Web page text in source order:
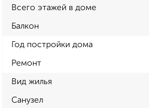
Всего этажей в доме
Балкон
Год постройки дома
Ремонт
Вид жилья
Санузел